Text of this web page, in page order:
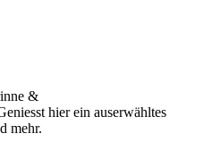
&
hier ein auserwähltes
mehr.